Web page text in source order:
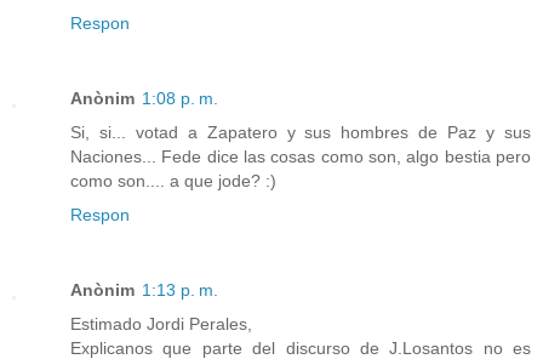
Respon
Anònim 1:08 p. m.
Si, si... votad a Zapatero y sus hombres de Paz y sus
Naciones... Fede dice las cosas como son, algo bestia pero
como son.... a que jode? :)
Respon
Anònim 1:13 p. m.
Estimado Jordi Perales,
Explicanos que parte del discurso de J.Losantos no es